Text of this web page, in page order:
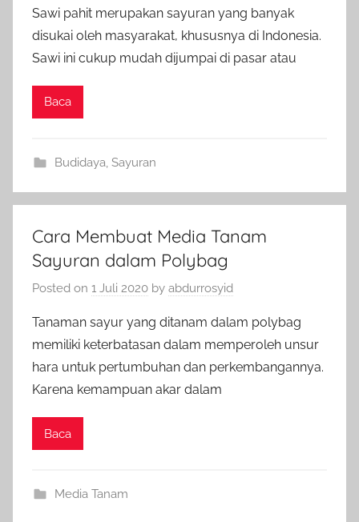
Sawi pahit merupakan sayuran yang banyak
disukai oleh masyarakat, khususnya di Indonesia.
Sawi ini cukup mudah dijumpai di pasar atau
Baca
Budidaya Sayuran
Cara Membuat Media Tanam
Sayuran dalam Polybag
Posted on 1 Juli 2020 by abdurrosyid
Tanaman sayur yang ditanam dalam polybag
memiliki keterbatasan dalam memperoleh unsur
hara untuk pertumbuhan dan perkembangannya.
Karena kemampuan akar dalam
Baca
Media Tanam